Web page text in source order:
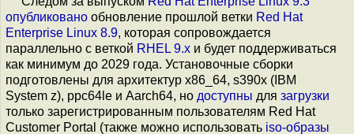
опубликовано обновление прошлой ветки Red Hat
Enterprise Linux 8.9, которая сопровождается
параллельно с веткой RHEL 9.x и будет поддерживаться
как минимум до 2029 года. Установочные сборки
подготовлены для архитектур x86_64, s390x (IBM
System z), ppc64le и Aarch64, но доступны для загрузки
только зарегистрированным пользователям Red Hat
Customer Portal (также можно использовать iso-образы